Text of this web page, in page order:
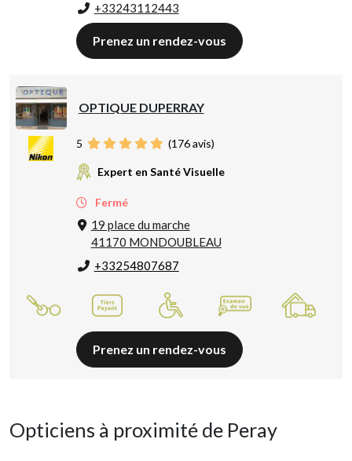
+33243112443
Prenez un rendez-vous
OPTIQUE DUPERRAY
5 (176avis)
Expert en Santé Visuelle
Fermé
19 place du marche
41170 MONDOUBLEAU
+33254807687
Prenez un rendez-vous
Opticiens à proximité de Peray